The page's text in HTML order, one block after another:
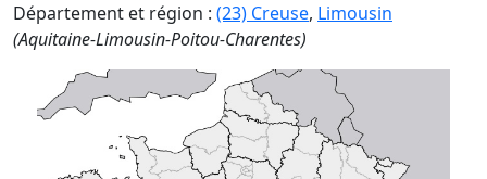
Département et région : (23) Creuse, Limousin
(Aquitaine-Limousin-Poitou-Charentes)